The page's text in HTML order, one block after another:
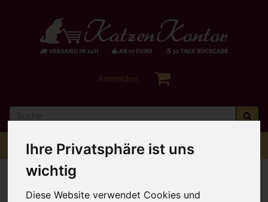
Ihre Privatsphäre ist uns
wichtig
Diese Website verwendet Cookies und
Anmelden
Toggle
navigation
Menü
Sie sind hier: Hochwertiges Nassfutter
Zur Übersicht Artikel 1 von 5